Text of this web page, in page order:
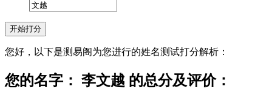
您好，以下是测易阁为您进行的姓名测试打分解析：
您的名字： 李文越 的总分及评价：